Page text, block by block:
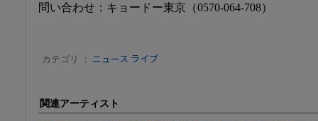
問い合わせ：キョードー東京（0570-064-708）
カテゴリ ： ニュース ライブ
関連アーティスト